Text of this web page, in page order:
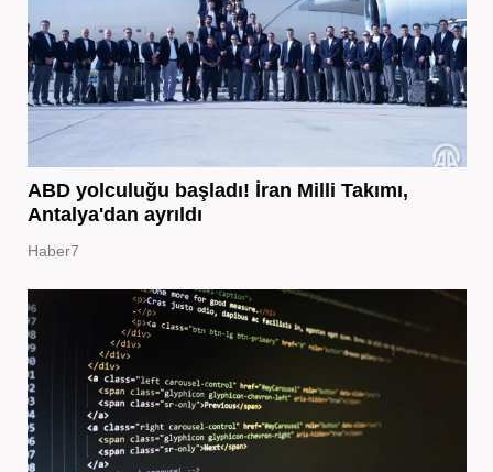
ABD yolculuğu başladı! İran Milli Takımı,
Antalya'dan ayrıldı
Haber7